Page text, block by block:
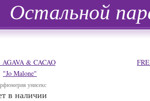
Остальной
& CACAO
"Jo Malone"
унисекс
в наличии